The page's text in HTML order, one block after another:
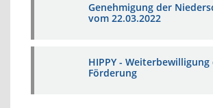
Genehmigung der
vom 22.03.2022
HIPPY - Weiterbewilligung
Förderung